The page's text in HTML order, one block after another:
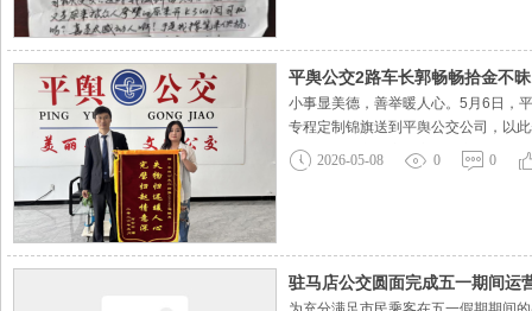
平舆公交2路车长郭畅畅拾金不
小事显美德，善举暖人心。5月6日，
专程定制锦旗送到平舆公交公司，以
程中，她在车厢座位旁的快递箱上发
的手机突然响起，郭畅畅及时接听，电
2026-05-08 0 0
驻马店公交圆面完成五一期间运